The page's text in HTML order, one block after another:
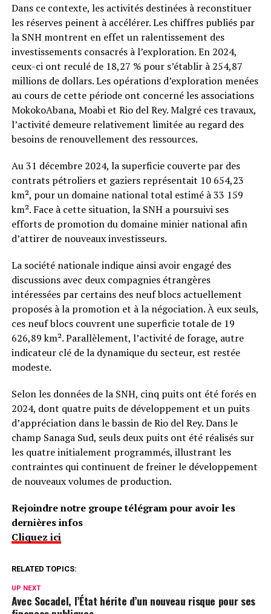
Dans ce contexte, les activités destinées à reconstituer
les réserves peinent à accélérer. Les chiffres publiés par
la SNH montrent en effet un ralentissement des
investissements consacrés à l’exploration. En 2024,
ceux-ci ont reculé de 18,27 % pour s’établir à 254,87
millions de dollars. Les opérations d’exploration menées
au cours de cette période ont concerné les associations
MokokoAbana, Moabi et Rio del Rey. Malgré ces travaux,
l’activité demeure relativement limitée au regard des
besoins de renouvellement des ressources.
Au 31 décembre 2024, la superficie couverte par des
contrats pétroliers et gaziers représentait 10 654,23
km², pour un domaine national total estimé à 33 159
km². Face à cette situation, la SNH a poursuivi ses
efforts de promotion du domaine minier national afin
d’attirer de nouveaux investisseurs.
La société nationale indique ainsi avoir engagé des
discussions avec deux compagnies étrangères
intéressées par certains des neuf blocs actuellement
proposés à la promotion et à la négociation. À eux seuls,
ces neuf blocs couvrent une superficie totale de 19
626,89 km². Parallèlement, l’activité de forage, autre
indicateur clé de la dynamique du secteur, est restée
modeste.
Selon les données de la SNH, cinq puits ont été forés en
2024, dont quatre puits de développement et un puits
d’appréciation dans le bassin de Rio del Rey. Dans le
champ Sanaga Sud, seuls deux puits ont été réalisés sur
les quatre initialement programmés, illustrant les
contraintes qui continuent de freiner le développement
de nouveaux volumes de production.
Rejoindre notre groupe télégram pour avoir les
dernières infos
Cliquez ici
RELATED TOPICS:
UP NEXT
Avec Socadel, l’État hérite d’un nouveau risque pour ses